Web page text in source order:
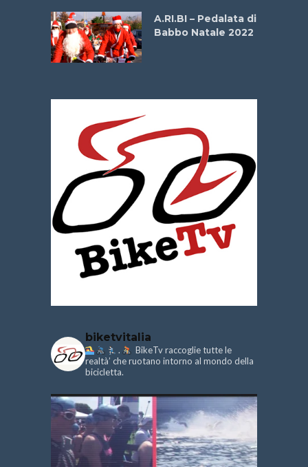
A.RI.BI – Pedalata di
Babbo Natale 2022
biketvitalia
.
BikeTv raccoglie tutte le
realtà’ che ruotano intorno al mondo della
bicicletta.